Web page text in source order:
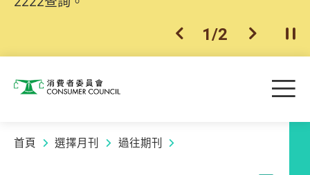
上一個
1/2 下一個開
消費者委員會 目
首頁 選擇月刊 過往期刊